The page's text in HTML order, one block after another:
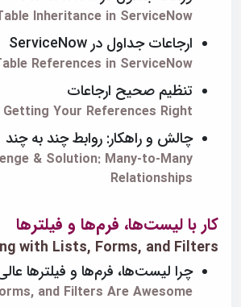
Table Inheritance in ServiceNow
ارجاعات جداول در ServiceNow
Table References in ServiceNow
تنظیم صحیح ارجاعات
Getting Your References Right
چالش و راهکار: روابط چند به چند
& Solution: Many-to-Many
Relationships
کار با لیست‌ها، فرم‌ها و فیلترها
with Lists, Forms, and Filters
چرا لیست‌ها، فرم‌ها و فیلترها
and Filters Are Awesome